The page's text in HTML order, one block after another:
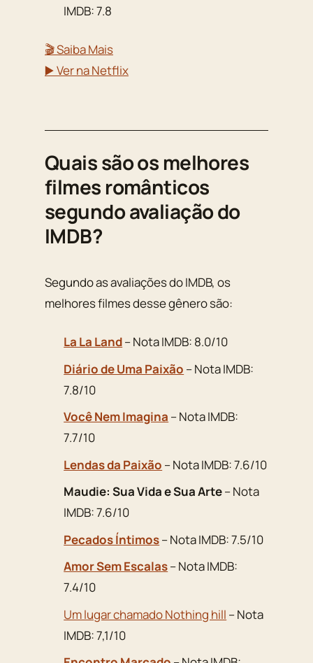
IMDB: 7.8
🎬 Saiba Mais
▶️ Ver na Netflix
Quais são os melhores
filmes românticos
segundo avaliação do
IMDB?
Segundo as avaliações do IMDB, os
melhores filmes desse gênero são:
La La Land– Nota IMDB: 8.0/10
Diário de Uma Paixão – Nota IMDB:
7.8/10
Você Nem Imagina – Nota IMDB:
7.7/10
Lendas da Paixão – Nota IMDB: 7.6/10
Maudie: Sua Vida e Sua Arte– Nota
IMDB: 7.6/10
Pecados Íntimos– Nota IMDB: 7.5/10
Amor Sem Escalas– Nota IMDB:
7.4/10
Um lugar chamado Nothing hill – Nota
IMDB: 7,1/10